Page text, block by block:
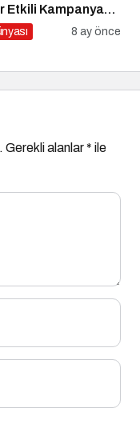
Etkili Kampanya
İçin 10 Altın
8 ay önce
Gerekli alanlar* ile